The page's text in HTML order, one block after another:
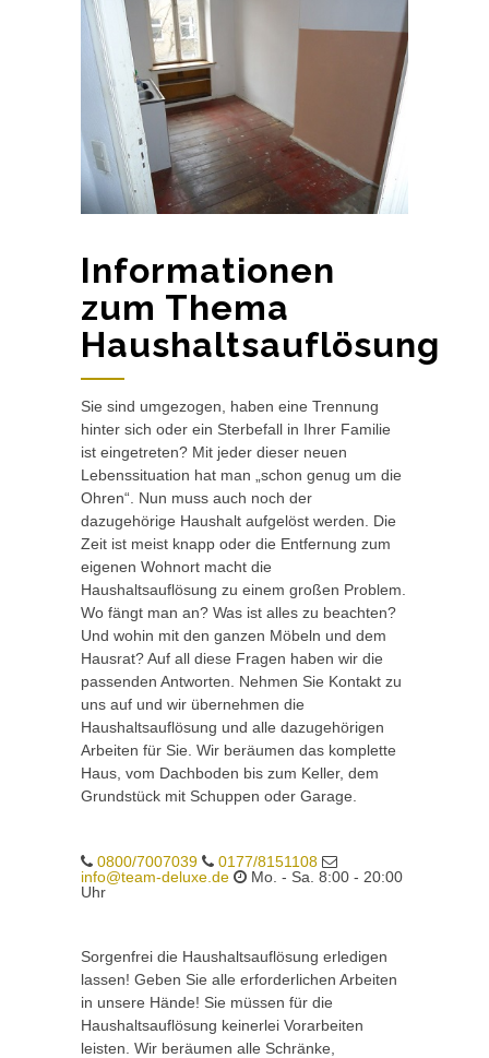
Informationen
zum Thema
Haushaltsauflösung
Sie sind umgezogen, haben eine Trennung
hinter sich oder ein Sterbefall in Ihrer Familie
ist eingetreten? Mit jeder dieser neuen
Lebenssituation hat man „schon genug um die
Ohren“. Nun muss auch noch der
dazugehörige Haushalt aufgelöst werden. Die
Zeit ist meist knapp oder die Entfernung zum
eigenen Wohnort macht die
Haushaltsauflösung zu einem großen Problem.
Wo fängt man an? Was ist alles zu beachten?
Und wohin mit den ganzen Möbeln und dem
Hausrat? Auf all diese Fragen haben wir die
passenden Antworten. Nehmen Sie Kontakt zu
uns auf und wir übernehmen die
Haushaltsauflösung und alle dazugehörigen
Arbeiten für Sie. Wir beräumen das komplette
Haus, vom Dachboden bis zum Keller, dem
Grundstück mit Schuppen oder Garage.
0800/7007039
0177/8151108
info@team-deluxe.de
Mo. - Sa. 8:00 - 20:00
Uhr
Sorgenfrei die Haushaltsauflösung erledigen
lassen! Geben Sie alle erforderlichen Arbeiten
in unsere Hände! Sie müssen für die
Haushaltsauflösung keinerlei Vorarbeiten
leisten. Wir beräumen alle Schränke,